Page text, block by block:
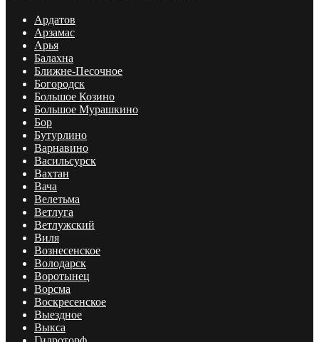
Ардатов
Арзамас
Арья
Балахна
Ближне-Песочное
Богородск
Большое Козино
Большое Мурашкино
Бор
Бутурлино
Варнавино
Васильсурск
Вахтан
Вача
Велетьма
Ветлуга
Ветлужский
Виля
Вознесенское
Володарск
Воротынец
Ворсма
Воскресенское
Выездное
Выкса